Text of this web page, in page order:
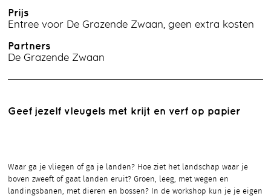
Prijs
Entree voor De Grazende Zwaan, geen extra kosten
Partners
De Grazende Zwaan
Geef jezelf vleugels met krijt en verf op papier
Waar ga je vliegen of ga je landen? Hoe ziet het landschap waar je
boven zweeft of gaat landen eruit? Groen, leeg, met wegen en
landingsbanen, met dieren en bossen? In de workshop kun je je eigen